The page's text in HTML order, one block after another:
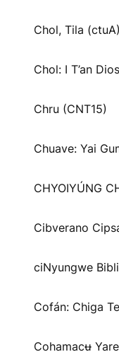
Chol, Tila (ctuA)
Chol: I T’an
Chru (CNT15)
Chuave: Yai
CHYOIYÚNG
Cibverano
ciNyungwe
Cofán: Chiga
Cohamacʉ